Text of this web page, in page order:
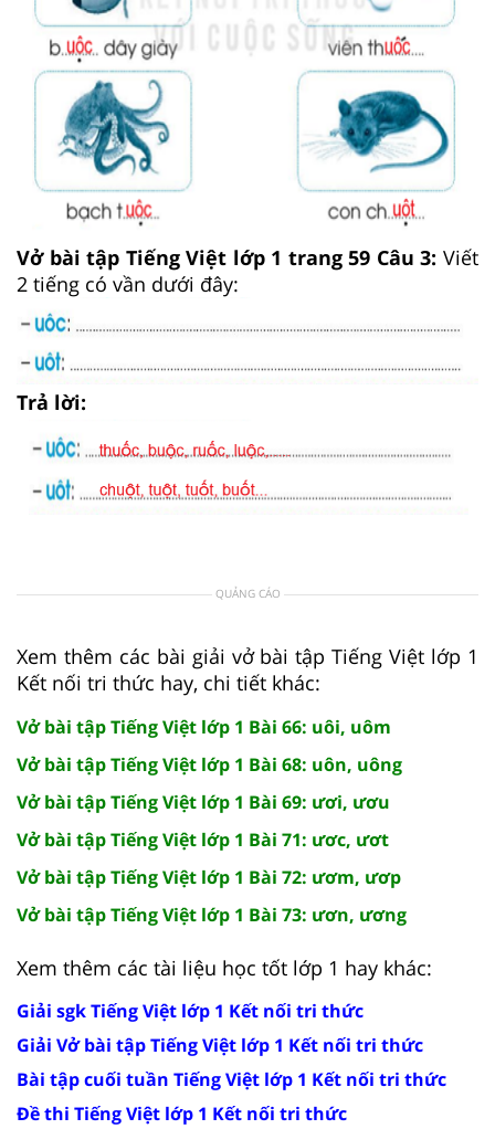
Vở bài tập Tiếng Việt lớp 1 trang 59 Câu 3: Viết
2 tiếng có vần dưới đây:
Trả lời:
QUẢNG CÁO
Xem thêm các bài giải vở bài tập Tiếng Việt lớp 1
Kết nối tri thức hay, chi tiết khác:
Vở bài tập Tiếng Việt lớp 1 Bài 66: uôi, uôm
Vở bài tập Tiếng Việt lớp 1 Bài 68: uôn, uông
Vở bài tập Tiếng Việt lớp 1 Bài 69: ươi, ươu
Vở bài tập Tiếng Việt lớp 1 Bài 71: ươc, ươt
Vở bài tập Tiếng Việt lớp 1 Bài 72: ươm, ươp
Vở bài tập Tiếng Việt lớp 1 Bài 73: ươn, ương
Xem thêm các tài liệu học tốt lớp 1 hay khác:
Giải sgk Tiếng Việt lớp 1 Kết nối tri thức
Giải Vở bài tập Tiếng Việt lớp 1 Kết nối tri thức
Bài tập cuối tuần Tiếng Việt lớp 1 Kết nối tri thức
Đề thi Tiếng Việt lớp 1 Kết nối tri thức